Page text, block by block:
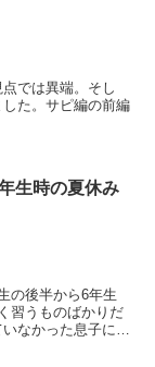
では異端。そし
た。サピ編の前編
生時の夏休み
の後半から6年生
習うものばかりだ
なかった息子にと